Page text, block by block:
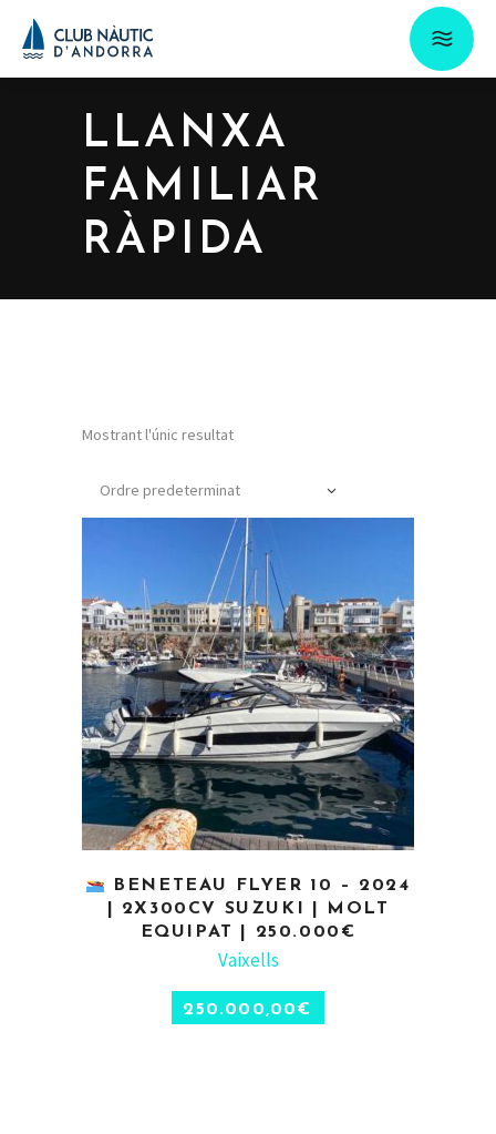
LLANXA
FAMILIAR
RÀPIDA
Mostrant l'únic resultat
Ordre predeterminat
BENETEAU FLYER 10 – 2024
| 2X300CV SUZUKI | MOLT
EQUIPAT | 250.000€
Vaixells
250.000,00€